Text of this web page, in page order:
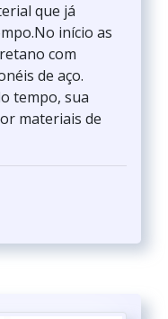
que já
início as
com
de aço.
tempo, sua
materiais de